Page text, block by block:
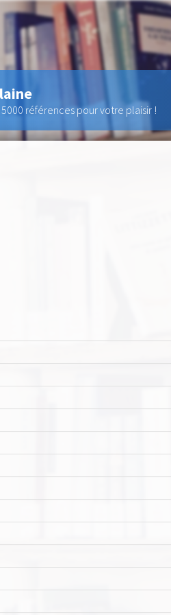
références pour votre plaisir !